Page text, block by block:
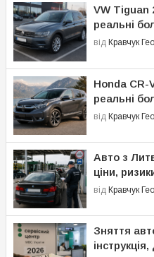
VW Tiguan
реальні
від Кравчук
Honda CR-
реальні
від Кравчук
Авто з
ціни,
від Кравчук
Зняття